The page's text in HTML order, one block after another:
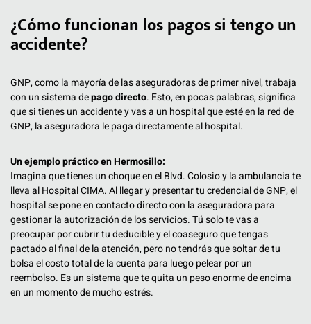
¿Cómo funcionan los pagos si tengo un
accidente?
GNP, como la mayoría de las aseguradoras de primer nivel, trabaja
con un sistema depago directo. Esto, en pocas palabras, significa
que si tienes un accidente y vas a un hospital que esté en la red de
GNP, la aseguradora le paga directamente al hospital.
Un ejemplo práctico en Hermosillo:
Imagina que tienes un choque en el Blvd. Colosio y la ambulancia te
lleva al Hospital CIMA. Al llegar y presentar tu credencial de GNP, el
hospital se pone en contacto directo con la aseguradora para
gestionar la autorización de los servicios. Tú solo te vas a
preocupar por cubrir tu deducible y el coaseguro que tengas
pactado al final de la atención, pero no tendrás que soltar de tu
bolsa el costo total de la cuenta para luego pelear por un
reembolso. Es un sistema que te quita un peso enorme de encima
en un momento de mucho estrés.